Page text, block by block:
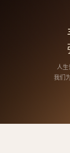
人生
我们